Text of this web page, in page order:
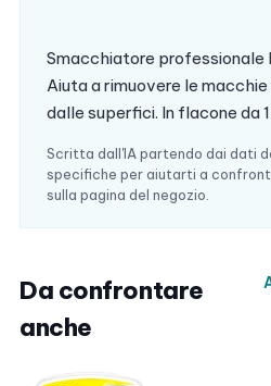
Smacchiatore professionale
Aiuta a rimuovere le
dalle superfici. In flacone da
Scritta dall'IA partendo dai dati
specifiche per aiutarti a
sulla pagina del negozio.
Da confrontare
anche